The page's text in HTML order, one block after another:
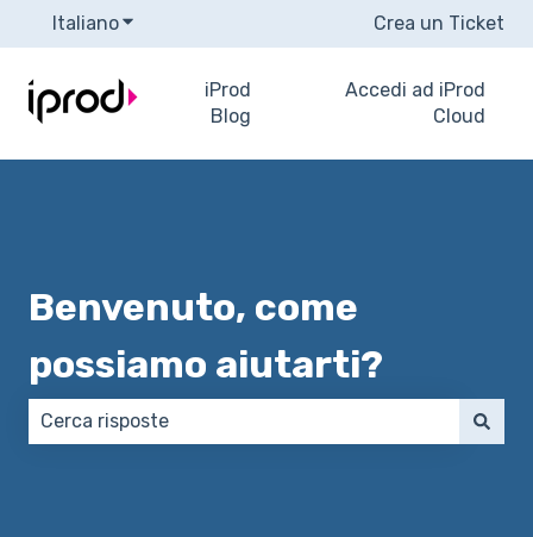
ItalianoMostra sottomenu per le traduzioniCrea un Ticket
iProd
Blog
Accedi ad iProd
Cloud
Benvenuto, come
possiamo aiutarti?